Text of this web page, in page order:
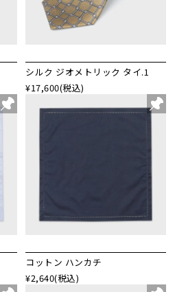
シルク ジオメトリック タイ.1
¥17,600(税込)
コットン ハンカチ
¥2,640(税込)